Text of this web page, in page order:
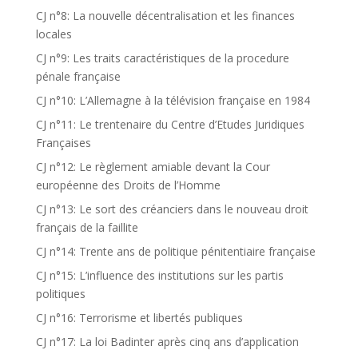
CJ n°8: La nouvelle décentralisation et les finances
locales
CJ n°9: Les traits caractéristiques de la procedure
pénale française
CJ n°10: L’Allemagne à la télévision française en 1984
CJ n°11: Le trentenaire du Centre d’Etudes Juridiques
Françaises
CJ n°12: Le règlement amiable devant la Cour
européenne des Droits de l’Homme
CJ n°13: Le sort des créanciers dans le nouveau droit
français de la faillite
CJ n°14: Trente ans de politique pénitentiaire française
CJ n°15: L’influence des institutions sur les partis
politiques
CJ n°16: Terrorisme et libertés publiques
CJ n°17: La loi Badinter après cinq ans d’application